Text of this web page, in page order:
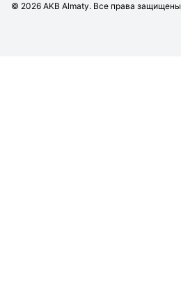
© 2026 AKB Almaty. Все права защищены